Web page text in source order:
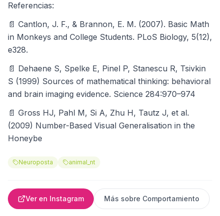
Referencias:
📄 Cantlon, J. F., & Brannon, E. M. (2007). Basic Math
in Monkeys and College Students. PLoS Biology, 5(12),
e328.
📄 Dehaene S, Spelke E, Pinel P, Stanescu R, Tsivkin
S (1999) Sources of mathematical thinking: behavioral
and brain imaging evidence. Science 284:970–974
📄 Gross HJ, Pahl M, Si A, Zhu H, Tautz J, et al.
(2009) Number-Based Visual Generalisation in the
Honeybe
Neuroposta animal_nt
Ver en Instagram Más sobre Comportamiento